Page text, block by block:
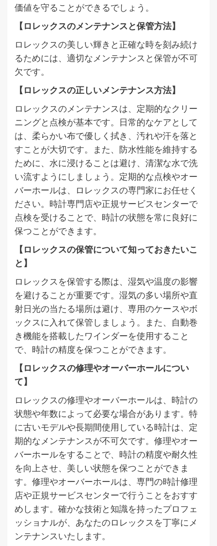
価値を守ることができるでしょう。
【ロレックスのメンテナンスと保管方法】
ロレックスの美しい輝きと正確な時を刻み続け
るためには、適切なメンテナンスと保管が不可
欠です。
【ロレックスの正しいメンテナンス方法】
ロレックスのメンテナンスは、定期的なクリー
ニングと点検が基本です。日常的なケアとして
は、柔らかい布で優しく拭き、汚れや汗を落と
すことが大切です。また、防水性能を維持する
ために、水に浸けることは避け、清潔な水で洗
い流すようにしましょう。定期的な点検やオー
バーホールは、ロレックスの専門家にお任せく
ださい。時計専門店や正規サービスセンターで
点検を受けることで、時計の状態を常に良好に
保つことができます。
【ロレックスの保管について知っておきたいこ
と】
ロレックスを保管する際は、湿気や温度の影響
を避けることが重要です。湿気の多い場所や直
射日光の当たる場所は避け、専用のケースやボ
ックスに入れて保管しましょう。また、自動巻
き機能を搭載したワインダーを使用すること
で、時計の精度を保つことができます。
【ロレックスの修理やオーバーホールについ
て】
ロレックスの修理やオーバーホールは、時計の
状態や年数によって必要な場合があります。特
に古いモデルや長期間使用している時計は、定
期的なメンテナンスが不可欠です。修理やオー
バーホールをすることで、時計の精度や耐久性
を向上させ、美しい状態を保つことができま
す。修理やオーバーホールは、専門の時計修理
店や正規サービスセンターで行うことをおすす
めします。確かな技術と知識を持ったプロフェ
ッショナルが、あなたのロレックスを丁寧にメ
ンテナンスいたします。